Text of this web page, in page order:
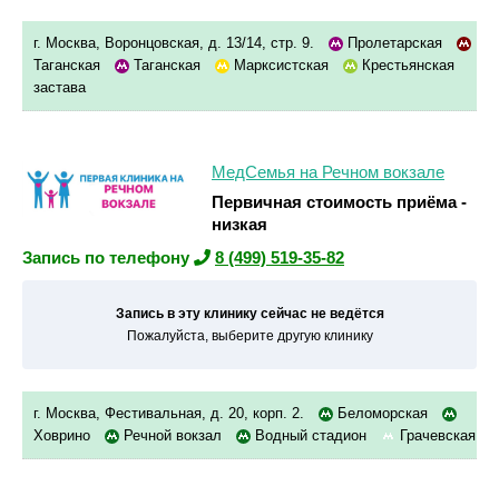
г. Москва, Воронцовская, д. 13/14, стр. 9.
Пролетарская
Таганская
Таганская Марксистская
Крестьянская
застава
МедСемья на Речном вокзале
Первичная стоимость приёма -
низкая
Запись по телефону
8 (499) 519-35-82
Запись в эту клинику сейчас не ведётся
Пожалуйста, выберите другую клинику
г. Москва, Фестивальная, д. 20, корп. 2.
Беломорская
Ховрино
Речной вокзал Водный стадион Грачевская